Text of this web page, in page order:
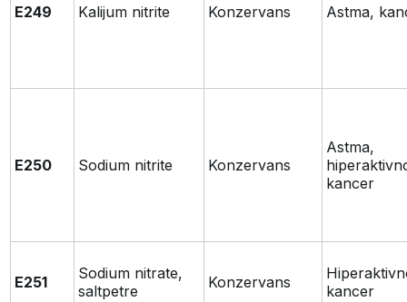
E249 Kalijum nitrite Konzervans Astma,
E250 Sodium nitrite Konzervans
Astma,
kancer
E251
Sodium nitrate,
saltpetre
Konzervans
kancer